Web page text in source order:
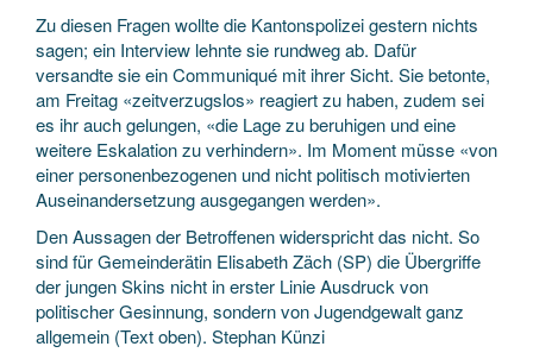
Zu diesen Fragen wollte die Kantonspolizei gestern nichts
sagen; ein Interview lehnte sie rundweg ab. Dafür
versandte sie ein Communiqué mit ihrer Sicht. Sie betonte,
am Freitag «zeitverzugslos» reagiert zu haben, zudem sei
es ihr auch gelungen, «die Lage zu beruhigen und eine
weitere Eskalation zu verhindern». Im Moment müsse «von
einer personenbezogenen und nicht politisch motivierten
Auseinandersetzung ausgegangen werden».
Den Aussagen der Betroffenen widerspricht das nicht. So
sind für Gemeinderätin Elisabeth Zäch (SP) die Übergriffe
der jungen Skins nicht in erster Linie Ausdruck von
politischer Gesinnung, sondern von Jugendgewalt ganz
allgemein (Text oben). Stephan Künzi